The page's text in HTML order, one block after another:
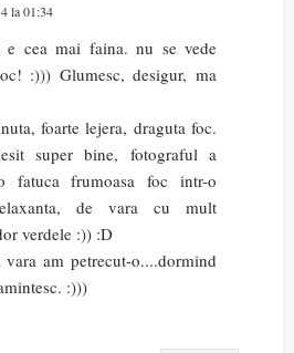
la 01:34
e cea mai faina. nu se vede
:))) Glumesc, desigur, ma
foarte lejera, draguta foc.
super bine, fotograful a
fatuca frumoasa foc intr-o
de vara cu mult
verdele :)) :D
am petrecut-o....dormind
:)))